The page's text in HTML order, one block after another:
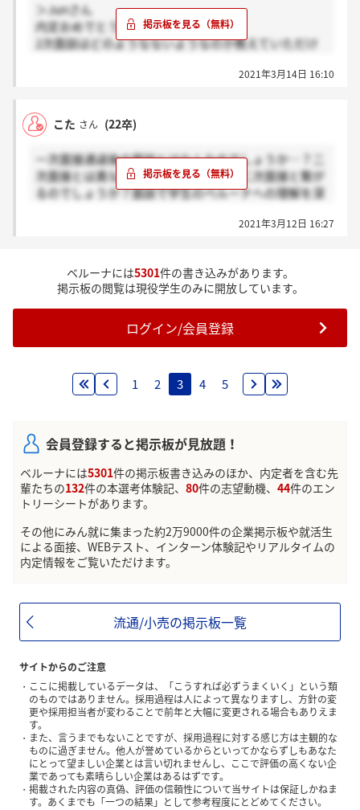
＞Junさん
内定おめでとうございます！
2次面談はどのようなないようなのか教えていただけ
2021年3月14日 16:10
こた さん (22卒)
一次面接通過後の面談とはなんなのでしょうか…？二
次面接とは異なるものですか？面談→二次面接と繋が
るのでしょうか？面談で学生のベルーナへの理解を深
2021年3月12日 16:27
ベルーナには5301件の書き込みがあります。
掲示板の閲覧は現役学生のみに開放しています。
ログイン/会員登録
1 2 3 4 5
会員登録すると掲示板が見放題！
ベルーナには5301件の掲示板書き込みのほか、内定者を含む先
輩たちの132件の本選考体験記、 80件の志望動機、 44件のエン
トリーシートがあります。
その他にみん就に集まった約2万9000件の企業掲示板や就活生
による面接、WEBテスト、インターン体験記やリアルタイムの
内定情報をご覧いただけます。
流通/小売の掲示板一覧
サイトからのご注意
ここに掲載しているデータは、「こうすれば必ずうまくいく」という類
のものではありません。採用過程は人によって異なりますし、方針の変
更や採用担当者が変わることで前年と大幅に変更される場合もありえま
す。
また、言うまでもないことですが、採用過程に対する感じ方は主観的な
ものに過ぎません。他人が誉めているからといってかならずしもあなた
にとって望ましい企業とは言い切れませんし、ここで評価の高くない企
業であっても素晴らしい企業はあるはずです。
掲載された内容の真偽、評価の信頼性について当サイトは保証しかねま
す。あくまでも「一つの結果」として参考程度にとどめてください。